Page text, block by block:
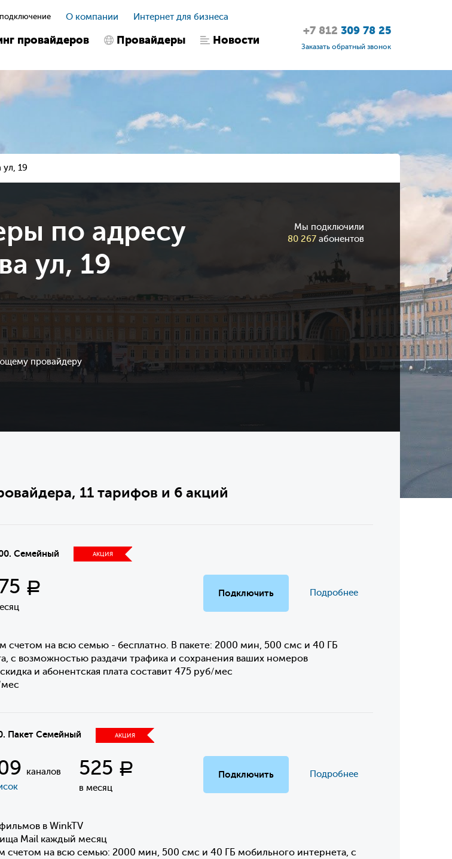
О компании Интернет для бизнеса
провайдеров Провайдеры Новости
+7 812 309 78 25
Заказать обратный звонок
ул, 19
Мы подключили
80 267 абонентов
по адресу
ул, 19
провайдеру
11 тарифов и 6 акций
Семейный АКЦИЯ
Р Подключить Подробнее
счетом на всю семью - бесплатно. В пакете: 2000 мин, 500 смс и 40 ГБ
с возможностью раздачи трафика и сохранения ваших номеров
и абонентская плата составит 475 руб/мес
Пакет Семейный АКЦИЯ
каналов
525 Р
в месяц
Подключить Подробнее
в WinkTV
Mail каждый месяц
счетом на всю семью: 2000 мин, 500 смс и 40 ГБ мобильного интернета, с